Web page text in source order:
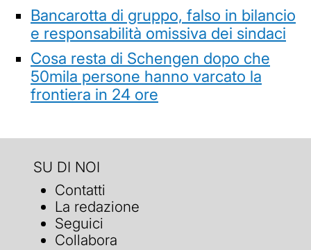
Bancarotta di gruppo, falso in bilancio
e responsabilità omissiva dei sindaci
Cosa resta di Schengen dopo che
50mila persone hanno varcato la
frontiera in 24 ore
SU DI NOI
Contatti
La redazione
Seguici
Collabora